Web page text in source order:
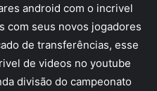
android com o incrivel
com seus novos jogadores
de transferências, esse
de videos no youtube
divisão do campeonato